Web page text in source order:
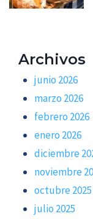
Archivos
junio 2026
marzo 2026
febrero 2026
enero 2026
diciembre
noviembre
octubre 2025
julio 2025